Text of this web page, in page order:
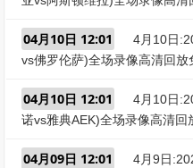
04月10日 12:01
4月10日
vs佛罗伦萨)全场录像高清回放
04月10日 12:01
4月10日
诺vs雅典AEK)全场录像高清回
04月09日 12:01
4月9日